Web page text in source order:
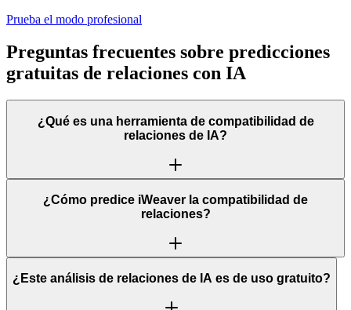
Prueba el modo profesional
Preguntas frecuentes sobre predicciones
gratuitas de relaciones con IA
¿Qué es una herramienta de compatibilidad de
relaciones de IA?
¿Cómo predice iWeaver la compatibilidad de
relaciones?
¿Este análisis de relaciones de IA es de uso gratuito?